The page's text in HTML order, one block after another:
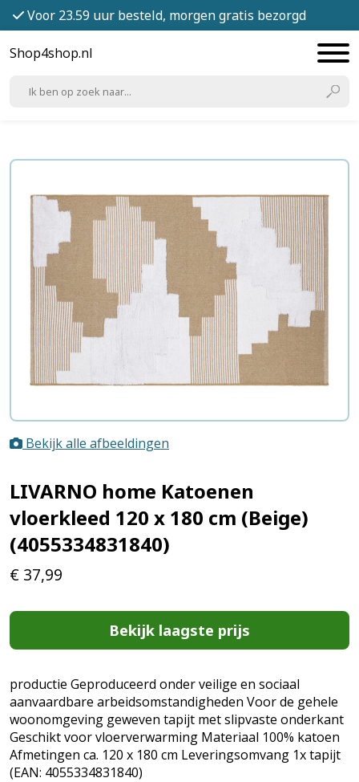
Voor 23.59 uur besteld, morgen gratis bezorgd
Shop4shop.nl
Bekijk alle afbeeldingen
LIVARNO home Katoenen
vloerkleed 120 x 180 cm (Beige)
(4055334831840)
€ 37,99
Bekijk laagste prijs
productie Geproduceerd onder veilige en sociaal
aanvaardbare arbeidsomstandigheden Voor de gehele
woonomgeving geweven tapijt met slipvaste onderkant
Geschikt voor vloerverwarming Materiaal 100% katoen
Afmetingen ca. 120 x 180 cm Leveringsomvang 1x tapijt
(EAN: 4055334831840)